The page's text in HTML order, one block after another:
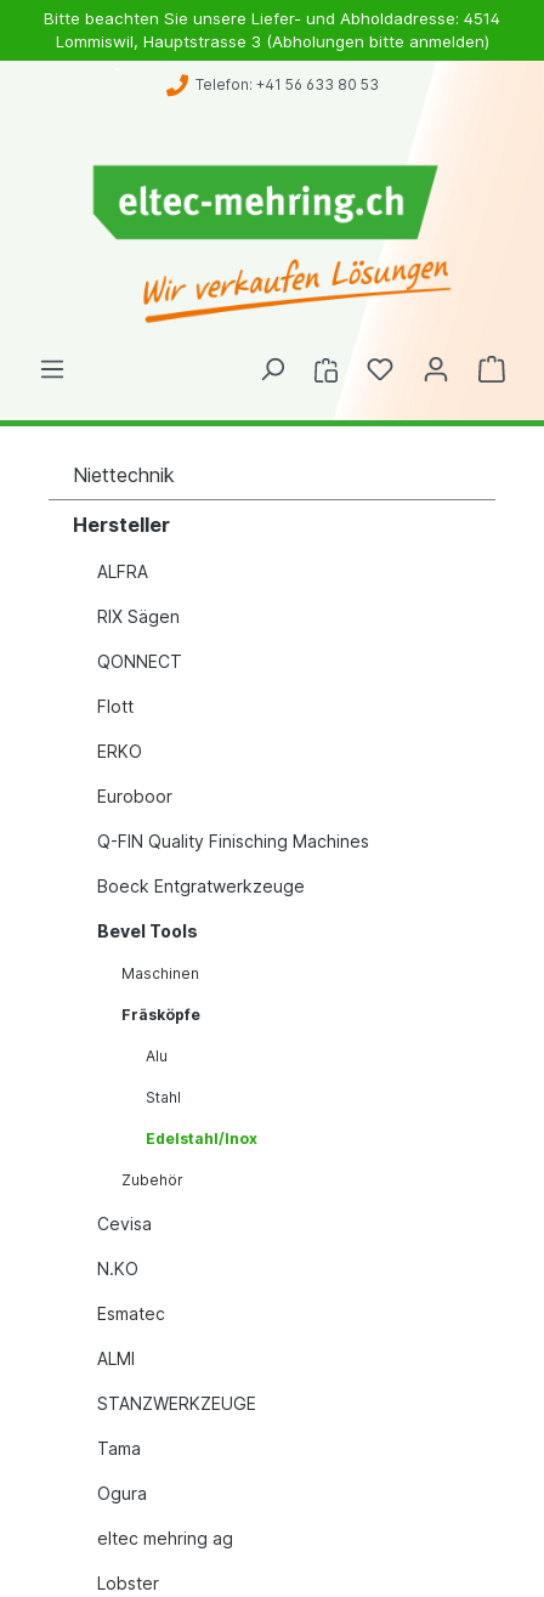
Bitte beachten Sie unsere Liefer- und Abholdadresse: 4514
Lommiswil, Hauptstrasse 3 (Abholungen bitte anmelden)
Telefon: +41 56 633 80 53
Niettechnik
Hersteller
ALFRA
RIX Sägen
QONNECT
Flott
ERKO
Euroboor
Q-FIN Quality Finisching Machines
Boeck Entgratwerkzeuge
Bevel Tools
Maschinen
Fräsköpfe
Alu
Stahl
Edelstahl/Inox
Zubehör
Cevisa
N.KO
Esmatec
ALMI
STANZWERKZEUGE
Tama
Ogura
eltec mehring ag
Lobster